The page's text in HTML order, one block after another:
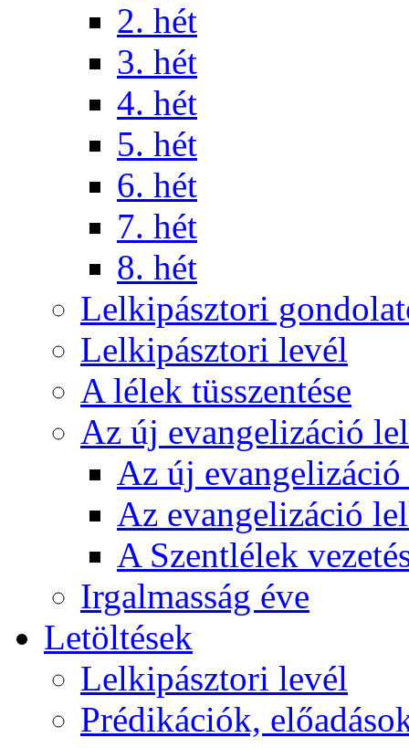
2. hét
3. hét
4. hét
5. hét
6. hét
7. hét
8. hét
Lelkipásztori
Lelkipásztori levél
A lélek tüsszentése
Az új evangelizáció
Az új
Az evangelizáció
A Szentlélek
Irgalmasság éve
Letöltések
Lelkipásztori levél
Prédikációk,